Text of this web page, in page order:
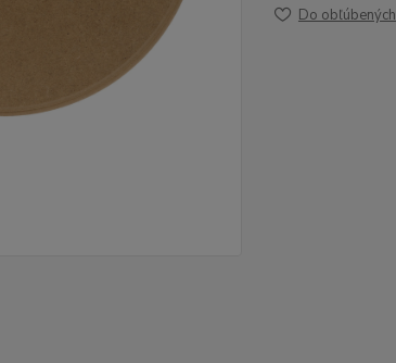
Do obľúbených